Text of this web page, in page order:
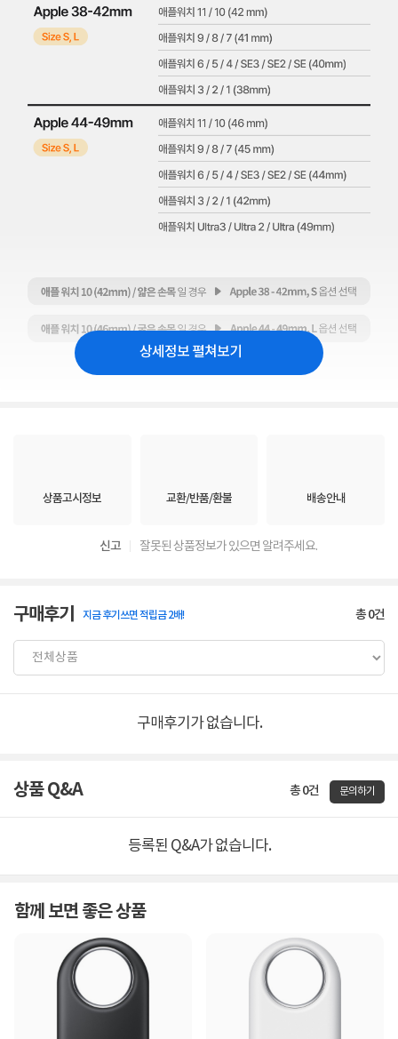
상세정보 펼쳐보기
상품고시정보 교환/반품/환불 배송안내
신고 잘못된 상품정보가 있으면 알려주세요.
구매후기 지금 후기쓰면 적립금 2배! 총0건
구매후기가 없습니다.
상품 Q&A 총 0건 문의하기
등록된 Q&A가 없습니다.
함께 보면 좋은 상품